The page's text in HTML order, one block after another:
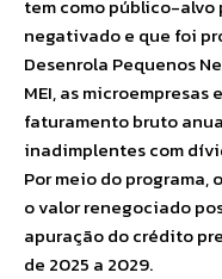
tem como público-alvo
negativado e que foi
Desenrola Pequenos
MEI, as microempresas
faturamento bruto
inadimplentes com
Por meio do
o valor renegociado
apuração do crédito
de 2025 a 2029.